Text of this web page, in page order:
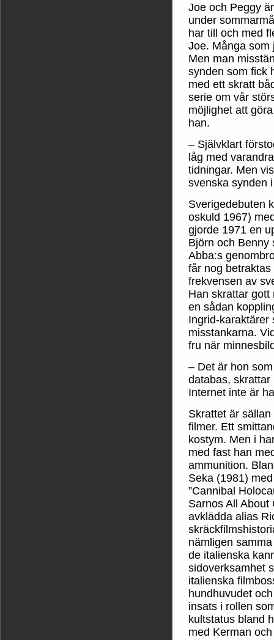
Joe och Peggy
under
har till och med
Joe. Många som
Men man
synden som fick
med ett skratt
serie om vår
möjlighet att
han.
– Självklart
låg med
tidningar. Men
svenska synden
Sverigedebuten
oskuld 1967)
gjorde 1971 en
Björn och Benny
Abba:s
får nog
frekvensen av
Han skrattar
en sådan
Ingrid-karaktärer
misstankarna.
fru när
– Det är hon
databas,
Internet inte är
Skrattet är
filmer. Ett
kostym. Men i
med fast han
ammunition.
Seka (1981)
”Cannibal
Sarnos All
avklädda alias
nämligen
de italienska
sidoverksamhet
italienska
hundhuvudet
insats i rollen
kultstatus bland
med Kerman